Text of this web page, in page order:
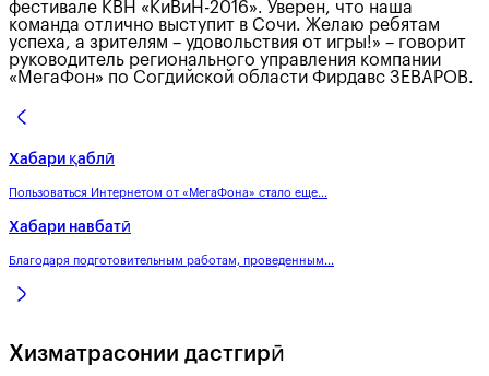
фестивале КВН «КиВиН-2016». Уверен, что наша
команда отлично выступит в Сочи. Желаю ребятам
успеха, а зрителям – удовольствия от игры!» – говорит
руководитель регионального управления компании
«МегаФон» по Согдийской области Фирдавс ЗЕВАРОВ.
Хабари қаблӣ
Пользоваться Интернетом от «МегаФона» стало еще...
Хабари навбатӣ
Благодаря подготовительным работам, проведенным...
Хизматрасонии дастгирӣ